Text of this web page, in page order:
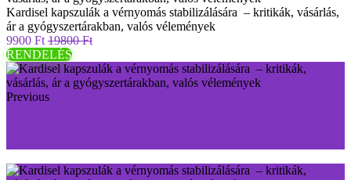
Kardisel kapszulák a vérnyomás stabilizálására – kritikák, vásárlás,
ár a gyógyszertárakban, valós vélemények
9900 Ft 19800 Ft
RENDELÉS
Previous